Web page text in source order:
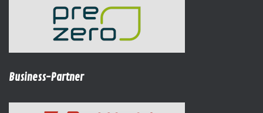
Business-Partner